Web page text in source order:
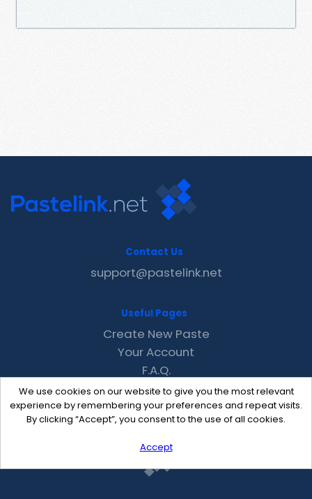
We use cookies on our website to give you the most relevant
experience by remembering your preferences and repeat visits.
By clicking “Accept”, you consent to the use of all cookies.
Accept
Contact Us
support@pastelink.net
Useful Pages
Create New Paste
Your Account
F.A.Q.
Recent
Contact